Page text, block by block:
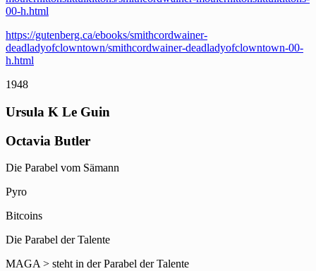
00-h.html
https://gutenberg.ca/ebooks/smithcordwainer-
deadladyofclowntown/smithcordwainer-deadladyofclowntown-00-
h.html
1948
Ursula K Le Guin
Octavia Butler
Die Parabel vom Sämann
Pyro
Bitcoins
Die Parabel der Talente
MAGA > steht in der Parabel der Talente